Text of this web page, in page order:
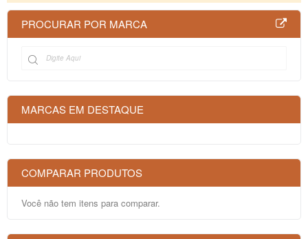
PROCURAR POR MARCA
MARCAS EM DESTAQUE
COMPARAR PRODUTOS
Você não tem itens para comparar.